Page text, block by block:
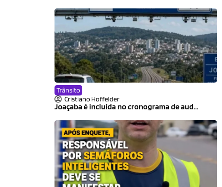
Trânsito
Cristiano Hoffelder
Joaçaba é incluída no cronograma de aud...